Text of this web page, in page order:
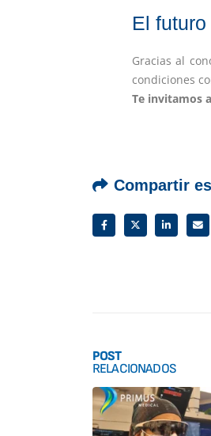
El
Gracias al
condiciones
Te invitamos
Compartir
POST
RELACIONADOS